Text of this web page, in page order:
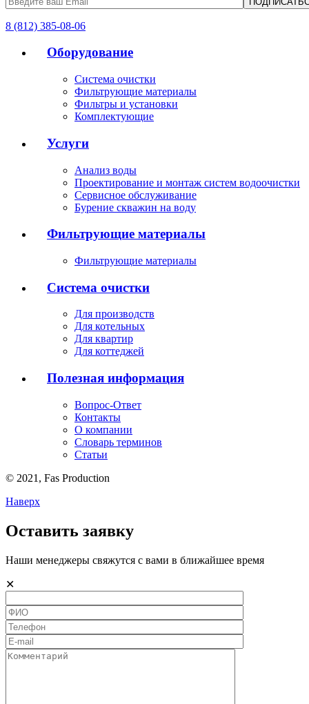
8 (812) 385-08-06
Оборудование
Система очистки
Фильтрующие материалы
Фильтры и установки
Комплектующие
Услуги
Анализ воды
Проектирование и монтаж систем водоочистки
Сервисное обслуживание
Бурение скважин на воду
Фильтрующие материалы
Фильтрующие материалы
Система очистки
Для производств
Для котельных
Для квартир
Для коттеджей
Полезная информация
Вопрос-Ответ
Контакты
О компании
Словарь терминов
Статьи
© 2021, Fas Production
Наверх
Оставить заявку
Наши менеджеры свяжутся с вами в ближайшее время
✕